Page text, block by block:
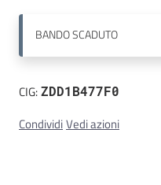
Contatti
BANDOSCADUTO
CIG:ZDD1B477F0
CondividiVedi azioni